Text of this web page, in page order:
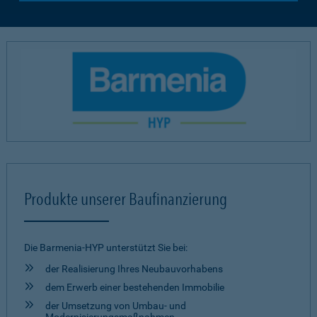
Produkte unserer Baufinanzierung
Die Barmenia-HYP unterstützt Sie bei:
der Realisierung Ihres Neubauvorhabens
dem Erwerb einer bestehenden Immobilie
der Umsetzung von Umbau- und